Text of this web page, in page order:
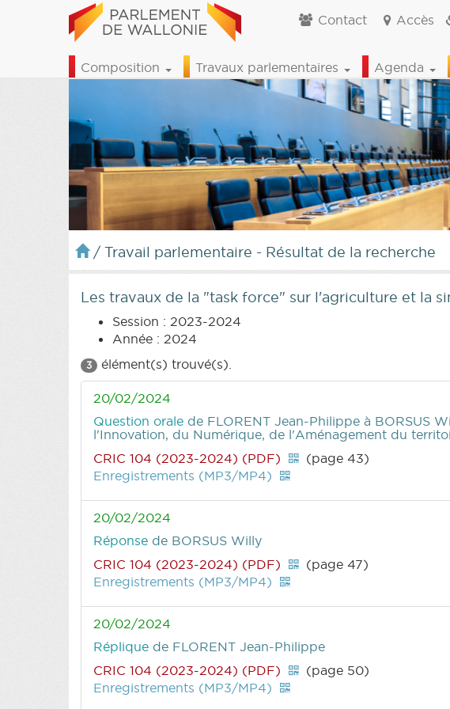
Contact Accès
Composition Travaux parlementaires Agenda
/ Travail parlementaire - Résultat de la recherche
Les travaux de la "task force" sur l'agriculture et la
Session : 2023-2024
Année : 2024
3 élément(s) trouvé(s).
20/02/2024
Question orale de FLORENT Jean-Philippe à BORSUS
l'Innovation, du Numérique, de l'Aménagement du
CRIC 104 (2023-2024) (PDF)
(page 43)
Enregistrements (MP3/MP4)
20/02/2024
Réponse de BORSUS Willy
CRIC 104 (2023-2024) (PDF)
(page 47)
Enregistrements (MP3/MP4)
20/02/2024
Réplique de FLORENT Jean-Philippe
CRIC 104 (2023-2024) (PDF)
(page 50)
Enregistrements (MP3/MP4)